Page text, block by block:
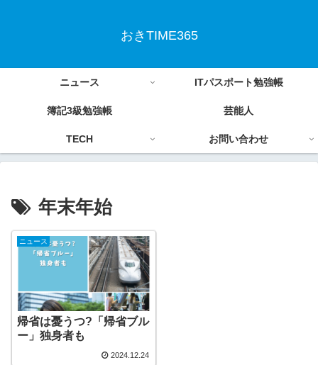
おきTIME365
ニュース ITパスポート勉強帳
簿記3級勉強帳 芸能人
TECH お問い合わせ
年末年始
ニュース
帰省は憂うつ?「帰省ブル
ー」独身者も
2024.12.24